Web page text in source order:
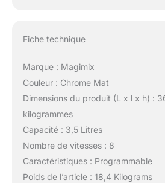
Fiche technique
Marque : Magimix
Couleur : Chrome Mat
Dimensions du produit (L x l x h) :
kilogrammes
Capacité : 3,5 Litres
Nombre de vitesses : 8
Caractéristiques : Programmable
Poids de l’article : 18,4 Kilograms